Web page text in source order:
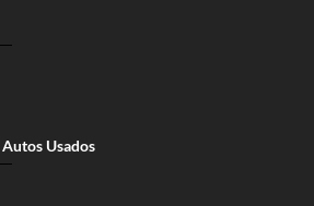
Usados